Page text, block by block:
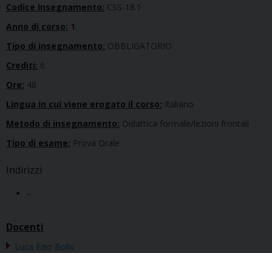
Codice Insegnamento: CSS-18.1
Anno di corso: 1
Tipo di insegnamento: OBBLIGATORIO
Crediti: 6
Ore: 48
Lingua in cui viene erogato il corso: Italiano
Metodo di insegnamento: Didattica formale/lezioni frontali
Tipo di esame: Prova Orale
Indirizzi
–
Docenti
Luca Ezio Bolis